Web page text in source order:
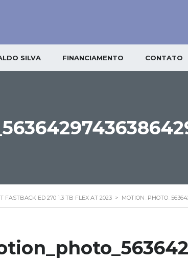
SILVA FINANCIAMENTO CONTATO
FASTBACK ED 270 1.3 TB FLEX AT 2023 >